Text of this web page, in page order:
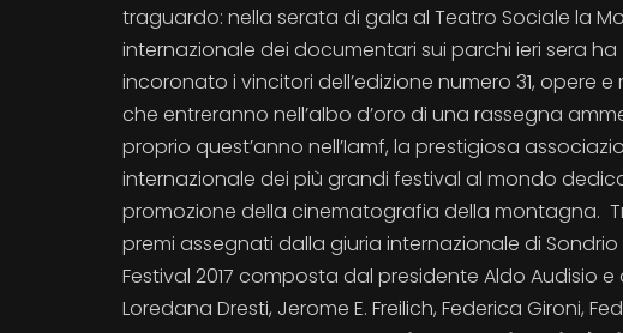
traguardo: nella serata di gala al Teatro Sociale la
internazionale dei documentari sui parchi ieri sera ha
incoronato i vincitori dell’edizione numero 31, opere e
che entreranno nell’albo d’oro di una rassegna
proprio quest’anno nell’Iamf, la prestigiosa
internazionale dei più grandi festival al mondo
promozione della cinematografia della montagna.
premi assegnati dalla giuria internazionale di Sondrio
Festival 2017 composta dal presidente Aldo Audisio e
Loredana Dresti, Jerome E. Freilich, Federica Gironi,